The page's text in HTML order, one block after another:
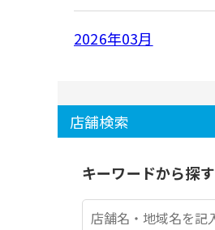
2026年03月
店舗検索
キーワードから探す